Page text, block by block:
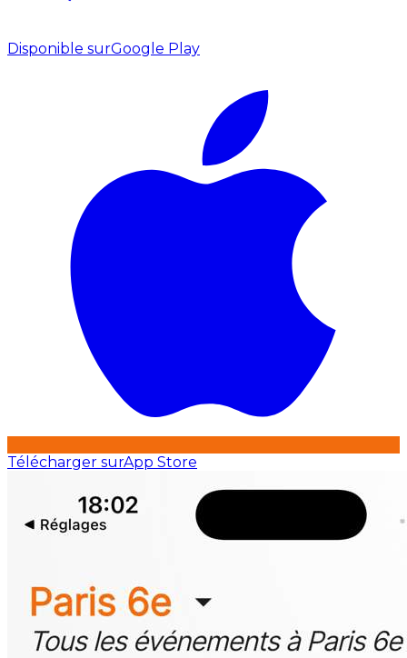
Disponible surGoogle Play
Télécharger surApp Store